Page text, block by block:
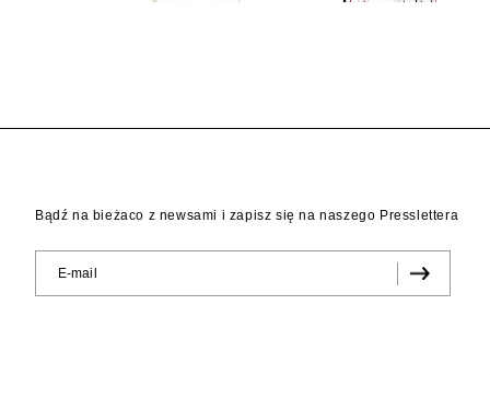
Bądź na bieżaco z newsami i zapisz się na naszego Presslettera